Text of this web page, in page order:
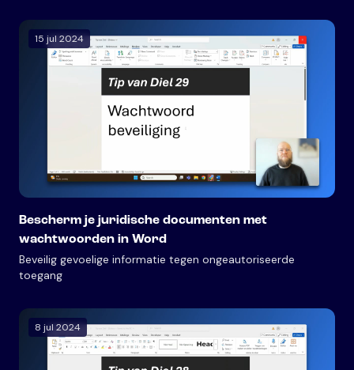
15 jul 2024
Bescherm je juridische documenten met
wachtwoorden in Word
Beveilig gevoelige informatie tegen ongeautoriseerde
toegang
8 jul 2024